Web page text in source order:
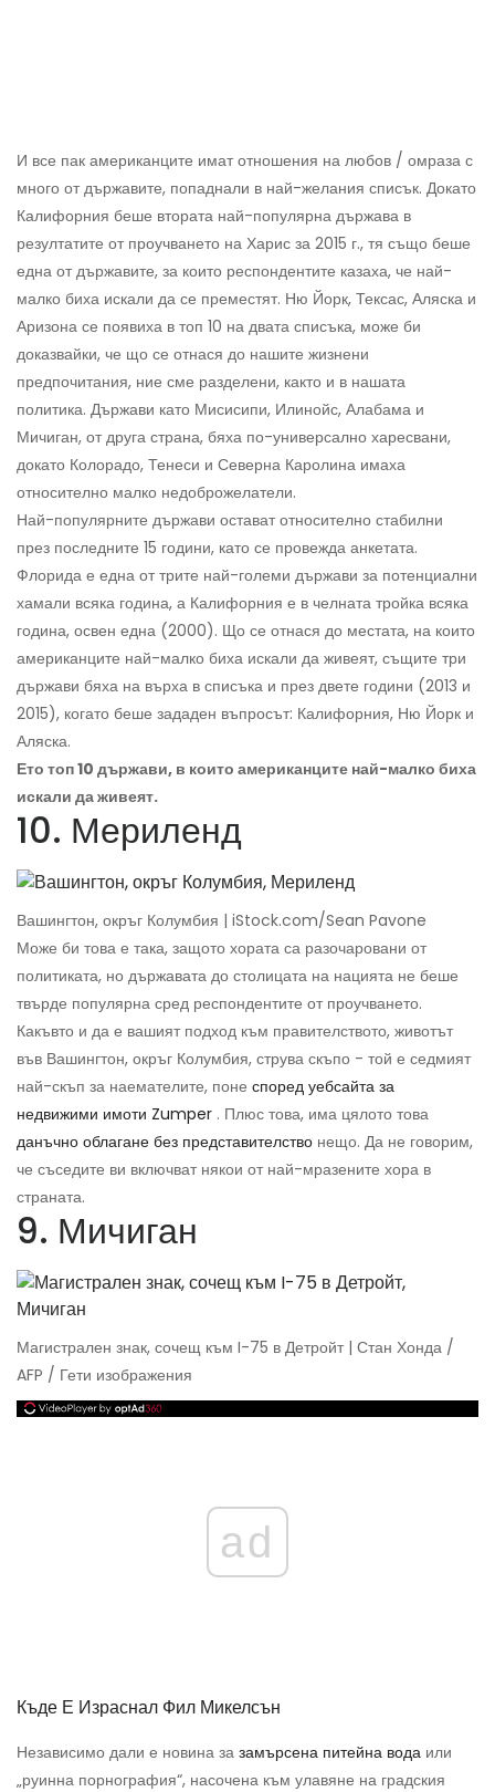
И все пак американците имат отношения на любов / омраза с
много от държавите, попаднали в най-желания списък. Докато
Калифорния беше втората най-популярна държава в
резултатите от проучването на Харис за 2015 г., тя също беше
една от държавите, за които респондентите казаха, че най-
малко биха искали да се преместят. Ню Йорк, Тексас, Аляска и
Аризона се появиха в топ 10 на двата списъка, може би
доказвайки, че що се отнася до нашите жизнени
предпочитания, ние сме разделени, както и в нашата
политика. Държави като Мисисипи, Илинойс, Алабама и
Мичиган, от друга страна, бяха по-универсално харесвани,
докато Колорадо, Тенеси и Северна Каролина имаха
относително малко недоброжелатели.
Най-популярните държави остават относително стабилни
през последните 15 години, като се провежда анкетата.
Флорида е една от трите най-големи държави за потенциални
хамали всяка година, а Калифорния е в челната тройка всяка
година, освен една (2000). Що се отнася до местата, на които
американците най-малко биха искали да живеят, същите три
държави бяха на върха в списъка и през двете години (2013 и
2015), когато беше зададен въпросът: Калифорния, Ню Йорк и
Аляска.
Ето топ 10 държави, в които американците най-малко биха
искали да живеят.
10. Мериленд
Вашингтон, окръг Колумбия | iStock.com/Sean Pavone
Може би това е така, защото хората са разочаровани от
политиката, но държавата до столицата на нацията не беше
твърде популярна сред респондентите от проучването.
Какъвто и да е вашият подход към правителството, животът
във Вашингтон, окръг Колумбия, струва скъпо - той е седмият
най-скъп за наемателите, поне според уебсайта за
недвижими имоти Zumper . Плюс това, има цялото това
данъчно облагане без представителство нещо. Да не говорим,
че съседите ви включват някои от най-мразените хора в
страната.
9. Мичиган
Магистрален знак, сочещ към I-75 в Детройт | Стан Хонда /
AFP / Гети изображения
ad
Къде Е Израснал Фил Микелсън
Независимо дали е новина за замърсена питейна вода или
„руинна порнография“, насочена към улавяне на градския